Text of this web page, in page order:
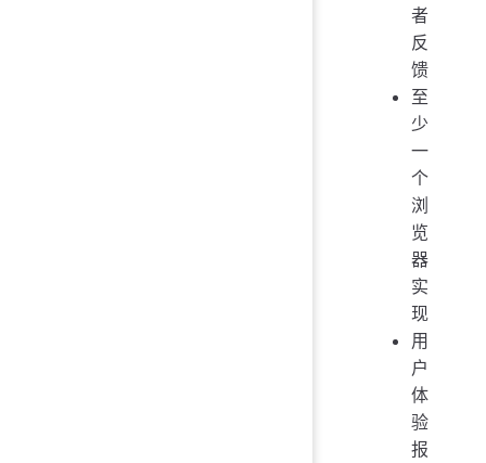
者
反
馈
至
少
一
个
浏
览
器
实
现
用
户
体
验
报